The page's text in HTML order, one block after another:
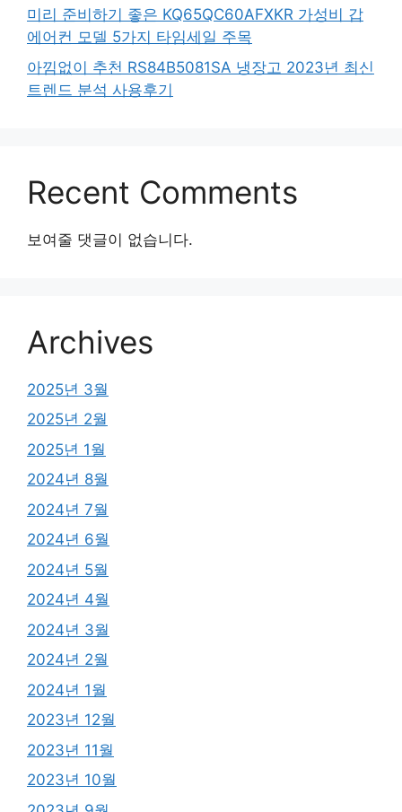
미리 준비하기 좋은 KQ65QC60AFXKR 가성비 갑
에어컨 모델 5가지 타임세일 주목
아낌없이 추천 RS84B5081SA 냉장고 2023년 최신
트렌드 분석 사용후기
Recent Comments
보여줄 댓글이 없습니다.
Archives
2025년 3월
2025년 2월
2025년 1월
2024년 8월
2024년 7월
2024년 6월
2024년 5월
2024년 4월
2024년 3월
2024년 2월
2024년 1월
2023년 12월
2023년 11월
2023년 10월